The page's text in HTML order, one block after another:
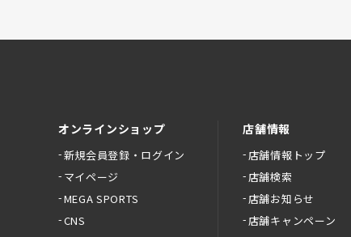
オンラインショップ
新規会員登録・ログイン
マイページ
MEGA SPORTS
CNS
店舗情報
店舗情報トップ
店舗検索
店舗お知らせ
店舗キャンペーン